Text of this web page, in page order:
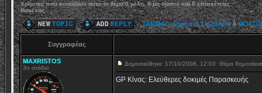
Χρήστες που κοιτάζουν αυτό το θέμα:0 μέλη, 0 μη ορατοί και 0 επισκέπτες
Κανένας
TARMAC Δημόσια Συζήτηση»
Συγγραφέας
MAXRISTOS
3ο στάδιο
Δημοσιεύθηκε: 17/10/2008, 12:03 Θέμα
GP Κίνας: Ελεύθερες δοκιμές Παρασκευής